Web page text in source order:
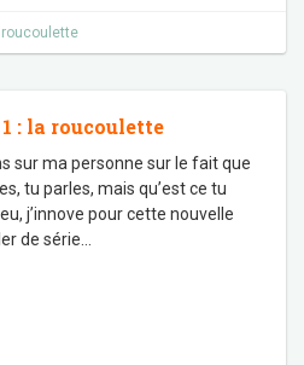
roucoulette
: la roucoulette
sur ma personne sur le fait que
tu parles, mais qu’est ce tu
j’innove pour cette nouvelle
de série